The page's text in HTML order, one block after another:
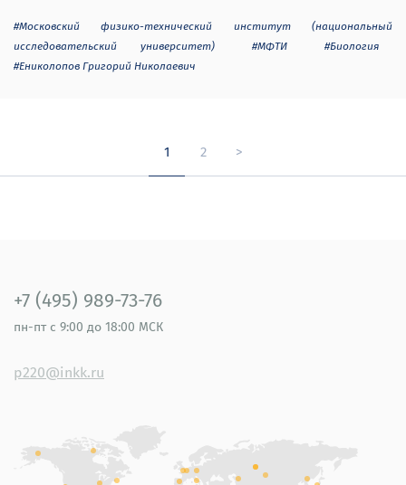
#Московский физико-технический институт (национальный
исследовательский университет)
#МФТИ
#Биология
#Ениколопов Григорий Николаевич
1 2 >
+7 (495) 989-73-76
пн-пт с 9:00 до 18:00 МСК
p220@inkk.ru